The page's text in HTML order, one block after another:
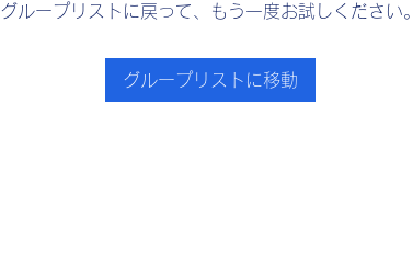
グループリストに戻って、もう一度お試しください。
グループリストに移動